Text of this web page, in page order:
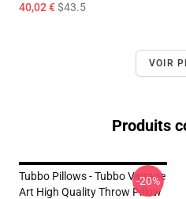
40,02 €$43.5
VOIR
Produits
Tubbo Pillows - Tubbo Vintage
Art High Quality Throw Pillow
-20%